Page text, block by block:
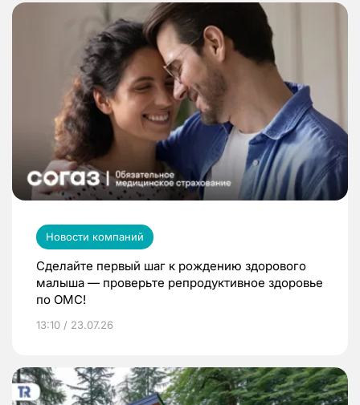
Новости компаний
Сделайте первый шаг к рождению здорового
малыша — проверьте репродуктивное здоровье
по ОМС!
13:10 / 23.07.26